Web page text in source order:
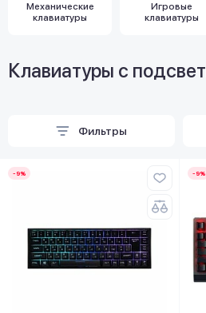
Механические
клавиатуры
Игровые
клавиатуры
Клавиатуры с
Фильтры
-9% -9%